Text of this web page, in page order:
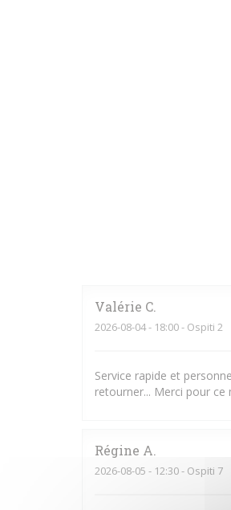
Valérie C
2026-08-04- 18:00 - Ospiti 2
Service rapide et
retourner... Merci pour
Régine A
2026-08-05 - 12:30 - Ospiti 7